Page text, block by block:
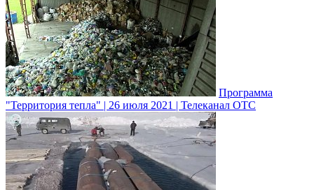
Программа
"Территория тепла" | 26 июля 2021 | Телеканал ОТС